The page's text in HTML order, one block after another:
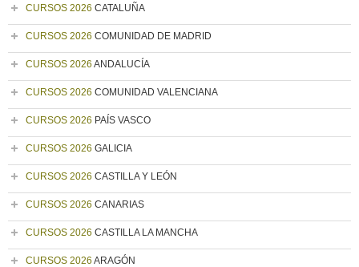
CURSOS 2026 CATALUÑA
CURSOS 2026 COMUNIDAD DE MADRID
CURSOS 2026 ANDALUCÍA
CURSOS 2026 COMUNIDAD VALENCIANA
CURSOS 2026 PAÍS VASCO
CURSOS 2026 GALICIA
CURSOS 2026 CASTILLA Y LEÓN
CURSOS 2026 CANARIAS
CURSOS 2026 CASTILLA LA MANCHA
CURSOS 2026 ARAGÓN